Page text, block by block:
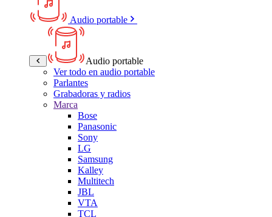
Audio portable
Audio portable
Ver todo en audio portable
Parlantes
Grabadoras y radios
Marca
Bose
Panasonic
Sony
LG
Samsung
Kalley
Multitech
JBL
VTA
TCL